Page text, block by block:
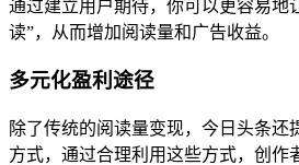
通过建立用户期待，你可以更容易地
读”，从而增加阅读量和广告收益。
多元化盈利途径
除了传统的阅读量变现，今日头条还
方式，通过合理利用这些方式，创作